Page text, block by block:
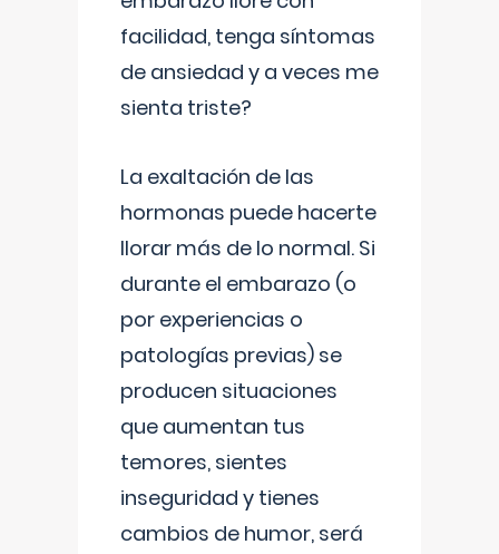
facilidad, tenga síntomas
de ansiedad y a veces me
sienta triste?
La exaltación de las
hormonas puede hacerte
llorar más de lo normal. Si
durante el embarazo (o
por experiencias o
patologías previas) se
producen situaciones
que aumentan tus
temores, sientes
inseguridad y tienes
cambios de humor, será